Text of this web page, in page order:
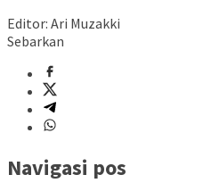
Editor: Ari Muzakki
Sebarkan
Navigasi pos